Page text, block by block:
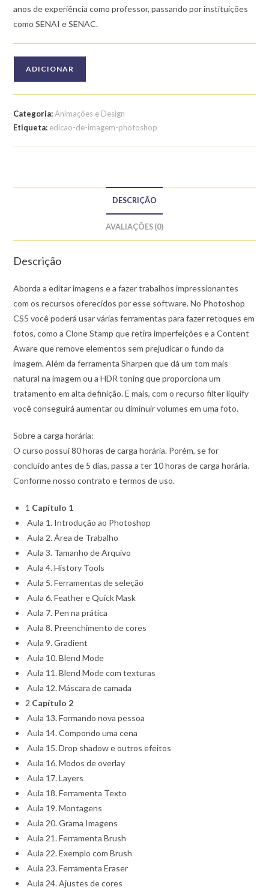
anos de experiência como professor, passando por instituições
como SENAI e SENAC.
Curso
Edição
ADICIONAR
Categoria:Animações e Design
Etiqueta: edicao-de-imagem-photoshop
DESCRIÇÃO
AVALIAÇÕES (0)
Descrição
Aborda a editar imagens e a fazer trabalhos impressionantes
com os recursos oferecidos por esse software. No Photoshop
CS5 você poderá usar várias ferramentas para fazer retoques em
fotos, como a Clone Stamp que retira imperfeições e a Content
Aware que remove elementos sem prejudicar o fundo da
imagem. Além da ferramenta Sharpen que dá um tom mais
natural na imagem ou a HDR toning que proporciona um
tratamento em alta definição. E mais, com o recurso filter liquify
você conseguirá aumentar ou diminuir volumes em uma foto.
Sobre a carga horária:
O curso possui 80 horas de carga horária. Porém, se for
concluído antes de 5 dias, passa a ter 10 horas de carga horária.
Conforme nosso contrato e termos de uso.
1 Capítulo 1
Aula 1. Introdução ao Photoshop
Aula 2. Área de Trabalho
Aula 3. Tamanho de Arquivo
Aula 4. History Tools
Aula 5. Ferramentas de seleção
Aula 6. Feather e Quick Mask
Aula 7. Pen na prática
Aula 8. Preenchimento de cores
Aula 9. Gradient
Aula 10. Blend Mode
Aula 11. Blend Mode com texturas
Aula 12. Máscara de camada
2 Capítulo 2
Aula 13. Formando nova pessoa
Aula 14. Compondo uma cena
Aula 15. Drop shadow e outros efeitos
Aula 16. Modos de overlay
Aula 17. Layers
Aula 18. Ferramenta Texto
Aula 19. Montagens
Aula 20. Grama Imagens
Aula 21. Ferramenta Brush
Aula 22. Exemplo com Brush
Aula 23. Ferramenta Eraser
Aula 24. Ajustes de cores